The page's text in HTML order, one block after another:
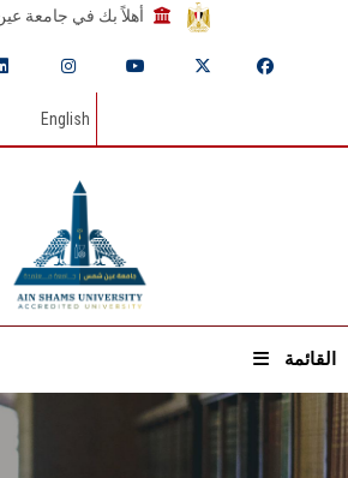
أهلاً بك في جامعة
English
القائمة